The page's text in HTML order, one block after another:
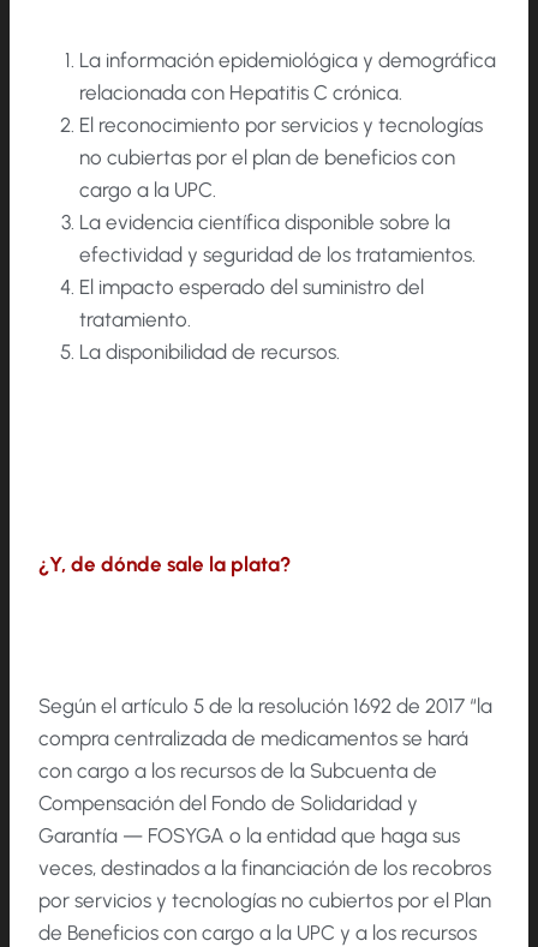
La información epidemiológica y demográfica
relacionada con Hepatitis C crónica.
El reconocimiento por servicios y tecnologías
no cubiertas por el plan de beneficios con
cargo a la UPC.
La evidencia científica disponible sobre la
efectividad y seguridad de los tratamientos.
El impacto esperado del suministro del
tratamiento.
La disponibilidad de recursos.
¿Y, de dónde sale la plata?
Según el artículo 5 de la resolución 1692 de 2017 “la
compra centralizada de medicamentos se hará
con cargo a los recursos de la Subcuenta de
Compensación del Fondo de Solidaridad y
Garantía — FOSYGA o la entidad que haga sus
veces, destinados a la financiación de los recobros
por servicios y tecnologías no cubiertos por el Plan
de Beneficios con cargo a la UPC y a los recursos